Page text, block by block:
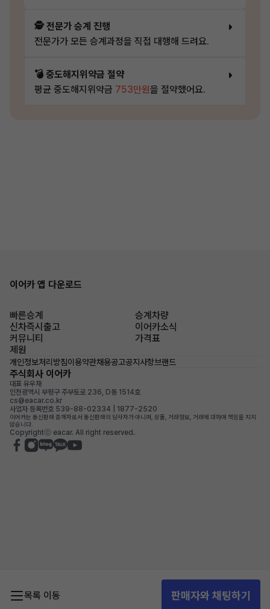
목록 이동 판매자와 채팅하기
🕵️ 전문가 승계 진행
전문가가 모든 승계과정을 직접 대행해 드려요.
💣 중도해지위약금 절약
평균 중도해지위약금 753만원을 절약했어요.
이어카 앱 다운로드
빠른승계
승계차량
신차즉시출고
이어카소식
커뮤니티
가격표
제원
개인정보처리방침이용약관채용공고공지사항브랜드
주식회사 이어카
대표 유우재
인천광역시 부평구 주부토로 236, D동 1514호
cs@eacar.co.kr
사업자 등록번호 539-88-02334 | 1877-2520
이어카는 통신판매 중개자로서 통신판매의 당사자가 아니며, 상품, 거래정보, 거래에 대하여 책임을 지지
않습니다.
Copyrightⓒ eacar. All right reserved.